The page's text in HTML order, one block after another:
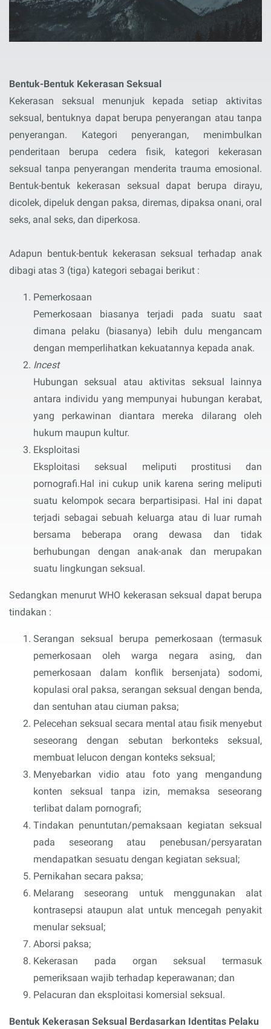
Bentuk-Bentuk Kekerasan Seksual
Kekerasan seksual menunjuk kepada setiap aktivitas
seksual, bentuknya dapat berupa penyerangan atau tanpa
penyerangan. Kategori penyerangan, menimbulkan
penderitaan berupa cedera fisik, kategori kekerasan
seksual tanpa penyerangan menderita trauma emosional.
Bentuk-bentuk kekerasan seksual dapat berupa dirayu,
dicolek, dipeluk dengan paksa, diremas, dipaksa onani, oral
seks, anal seks, dan diperkosa.
Adapun bentuk-bentuk kekerasan seksual terhadap anak
dibagi atas 3 (tiga) kategori sebagai berikut :
Pemerkosaan
Pemerkosaan biasanya terjadi pada suatu saat
dimana pelaku (biasanya) lebih dulu mengancam
dengan memperlihatkan kekuatannya kepada anak.
Incest
Hubungan seksual atau aktivitas seksual lainnya
antara individu yang mempunyai hubungan kerabat,
yang perkawinan diantara mereka dilarang oleh
hukum maupun kultur.
Eksploitasi
Eksploitasi seksual meliputi prostitusi dan
pornografi.Hal ini cukup unik karena sering meliputi
suatu kelompok secara berpartisipasi. Hal ini dapat
terjadi sebagai sebuah keluarga atau di luar rumah
bersama beberapa orang dewasa dan tidak
berhubungan dengan anak-anak dan merupakan
suatu lingkungan seksual.
Sedangkan menurut WHO kekerasan seksual dapat berupa
tindakan :
Serangan seksual berupa pemerkosaan (termasuk
pemerkosaan oleh warga negara asing, dan
pemerkosaan dalam konflik bersenjata) sodomi,
kopulasi oral paksa, serangan seksual dengan benda,
dan sentuhan atau ciuman paksa;
Pelecehan seksual secara mental atau fisik menyebut
seseorang dengan sebutan berkonteks seksual,
membuat lelucon dengan konteks seksual;
Menyebarkan vidio atau foto yang mengandung
konten seksual tanpa izin, memaksa seseorang
terlibat dalam pornografi;
Tindakan penuntutan/pemaksaan kegiatan seksual
pada seseorang atau penebusan/persyaratan
mendapatkan sesuatu dengan kegiatan seksual;
Pernikahan secara paksa;
Melarang seseorang untuk menggunakan alat
kontrasepsi ataupun alat untuk mencegah penyakit
menular seksual;
Aborsi paksa;
Kekerasan pada organ seksual termasuk
pemeriksaan wajib terhadap keperawanan; dan
Pelacuran dan eksploitasi komersial seksual.
Bentuk Kekerasan Seksual Berdasarkan Identitas Pelaku